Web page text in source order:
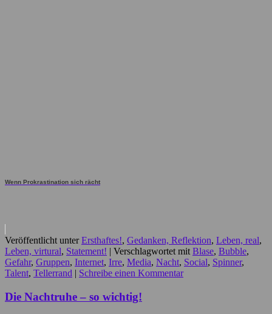
Wenn Prokrastination sich rächt
Veröffentlicht unter Ersthaftes!, Gedanken, Reflektion, Leben, real,
Leben, virtural, Statement! | Verschlagwortet mit Blase, Bubble,
Gefahr, Gruppen, Internet, Irre, Media, Nacht, Social, Spinner,
Talent, Tellerrand | Schreibe einen Kommentar
Die Nachtruhe – so wichtig!